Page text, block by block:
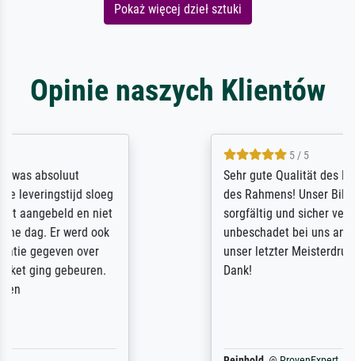
Pokaż więcej dzieł sztuki
Opinie naszych Klientów
Sehr gute Qualität des Leinwanddrucks und
des Rahmens! Unser Bild wurde sehr
sorgfältig und sicher verpackt, so dass es
unbeschadet bei uns ankam. Es wird nicht
unser letzter Meisterdruck sein. Vielen
Dank!